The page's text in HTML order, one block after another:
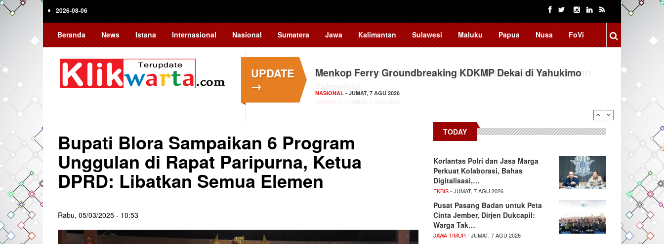
Skip
2026-08-06
Beranda News Istana Internasional Nasional Sumatera Jawa Kalimantan Sulawesi Maluku Papua Nusa FoVi
UPDATE
→
Menkop Ferry Groundbreaking KDKMP Dekai di Yahukimo
NASIONAL - JUMAT, 7 AGU 2026
Bupati Blora Sampaikan 6 Program
Unggulan di Rapat Paripurna, Ketua
DPRD: Libatkan Semua Elemen
Rabu, 05/03/2025 - 10:53
TODAY
Korlantas Polri dan Jasa Marga
Perkuat Kolaborasi, Bahas
Digitalisasi,…
EKBIS- JUMAT, 7 AGU 2026
Pusat Pasang Badan untuk Peta
Cinta Jember, Dirjen Dukcapil:
Warga Tak…
JAWA TIMUR - JUMAT, 7 AGU 2026